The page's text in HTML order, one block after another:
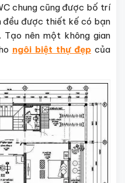
chung cũng được bố trí
đều được thiết kế có bạn
nên một không gian
ngôi biệt thự đẹpcủa